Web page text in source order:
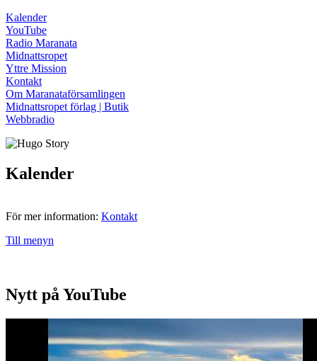
Kalender
YouTube
Radio Maranata
Midnattsropet
Yttre Mission
Kontakt
Om Maranataförsamlingen
Midnattsropet förlag | Butik
Webbradio
Kalender
För mer information: Kontakt
Till menyn
Nytt på YouTube